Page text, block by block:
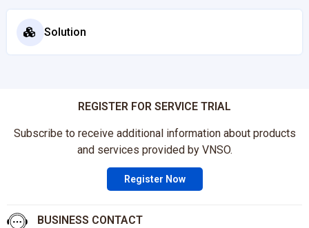
Solution
REGISTER FOR SERVICE TRIAL
Subscribe to receive additional information about products
and services provided by VNSO.
Register Now
BUSINESS CONTACT